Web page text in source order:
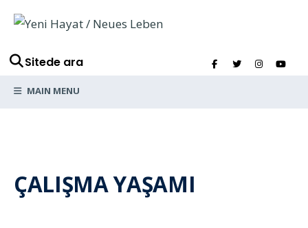
Sitede ara
MAIN MENU
ÇALIŞMA YAŞAMI